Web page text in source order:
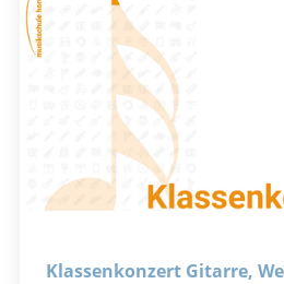
Klassenkonzert Gitarre,